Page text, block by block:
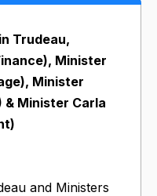
Trudeau,
Minister
Minister
& Minister Carla
and Ministers